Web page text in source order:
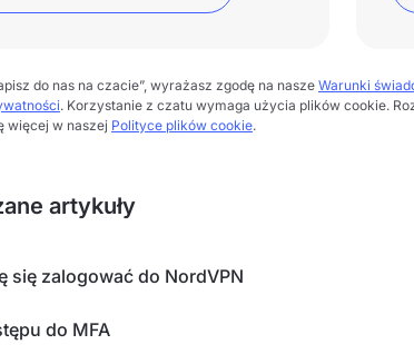
do nas na czacie”, wyrażasz zgodę na nasze Warunki
. Korzystanie z czatu wymaga użycia plików cookie.
więcej w naszej Polityce plików cookie.
artykuły
się zalogować do NordVPN
do MFA